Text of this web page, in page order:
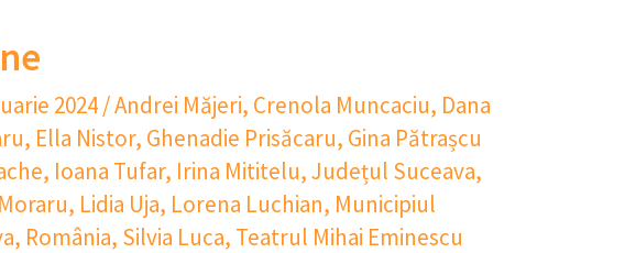
2024/Andrei Măjeri, Crenola Muncaciu, Dana
, Ella Nistor, Ghenadie Prisăcaru, Gina Pătrașcu
, Ioana Tufar, Irina Mititelu,Județul Suceava,
, Lidia Uja, Lorena Luchian, Municipiul
, România, Silvia Luca, Teatrul Mihai Eminescu